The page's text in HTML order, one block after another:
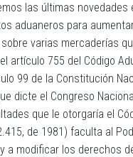
las últimas
aduaneros para
varias mercaderías
artículo 755 del Código
99 de la Constitución
dicte el Congreso
que le otorgaría el
de 1981) faculta al
a modificar los derechos